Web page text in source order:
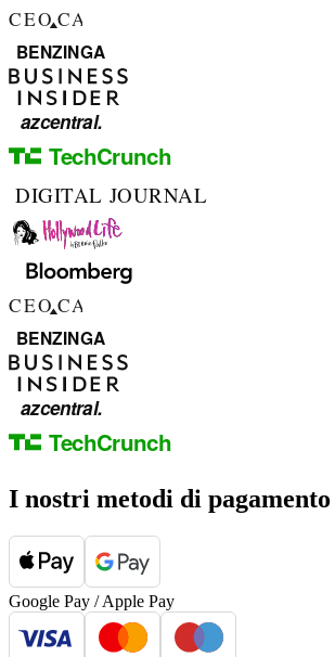
I nostri metodi di pagamento
Google Pay / Apple Pay